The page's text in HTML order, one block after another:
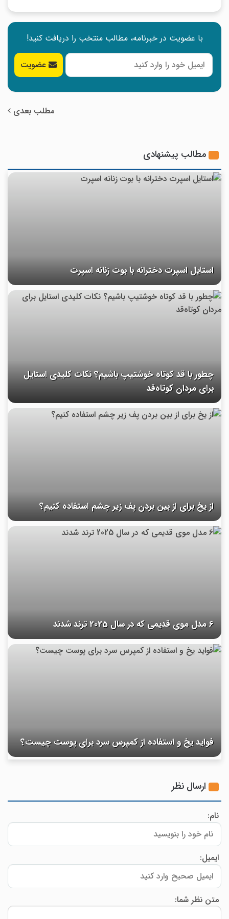
با عضویت در خبرنامه، مطالب منتخب را دریافت کنید!
عضویت
مطلب بعدی
مطالب پیشنهادی
استایل اسپرت دخترانه با بوت زنانه اسپرت
چطور با قد کوتاه خوشتیپ باشیم؟ نکات کلیدی استایل
برای مردان کوتاه‌قد
از یخ برای از بین بردن پف زیر چشم استفاده کنیم؟
6 مدل موی قدیمی که در سال 2025 ترند شدند
فواید یخ و استفاده از کمپرس سرد برای پوست چیست؟
ارسال نظر
نام:
ایمیل:
متن نظر شما: